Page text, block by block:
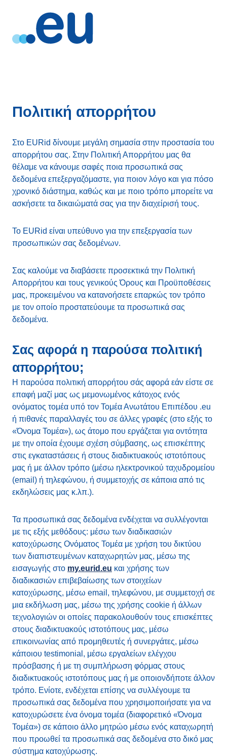
Πολιτική απορρήτου
Στο EURid δίνουμε μεγάλη σημασία στην προστασία του
απορρήτου σας. Στην Πολιτική Απορρήτου μας θα
θέλαμε να κάνουμε σαφές ποια προσωπικά σας
δεδομένα επεξεργαζόμαστε, για ποιον λόγο και για πόσο
χρονικό διάστημα, καθώς και με ποιο τρόπο μπορείτε να
ασκήσετε τα δικαιώματά σας για την διαχείρισή τους.
Το EURid είναι υπεύθυνο για την επεξεργασία των
προσωπικών σας δεδομένων.
Σας καλούμε να διαβάσετε προσεκτικά την Πολιτική
Απορρήτου και τους γενικούς Όρους και Προϋποθέσεις
μας, προκειμένου να κατανοήσετε επαρκώς τον τρόπο
με τον οποίο προστατεύουμε τα προσωπικά σας
δεδομένα.
Σας αφορά η παρούσα πολιτική
απορρήτου;
Η παρούσα πολιτική απορρήτου σάς αφορά εάν είστε σε
επαφή μαζί μας ως μεμονωμένος κάτοχος ενός
ονόματος τομέα υπό τον Τομέα Ανωτάτου Επιπέδου .eu
ή πιθανές παραλλαγές του σε άλλες γραφές (στο εξής το
«Όνομα Τομέα»), ως άτομο που εργάζεται για οντότητα
με την οποία έχουμε σχέση σύμβασης, ως επισκέπτης
στις εγκαταστάσεις ή στους διαδικτυακούς ιστοτόπους
μας ή με άλλον τρόπο (μέσω ηλεκτρονικού ταχυδρομείου
(email) ή τηλεφώνου, ή συμμετοχής σε κάποια από τις
εκδηλώσεις μας κ.λπ.).
Τα προσωπικά σας δεδομένα ενδέχεται να συλλέγονται
με τις εξής μεθόδους: μέσω των διαδικασιών
κατοχύρωσης Ονόματος Τομέα με χρήση του δικτύου
των διαπιστευμένων καταχωρητών μας, μέσω της
εισαγωγής στο my.eurid.eu και χρήσης των
διαδικασιών επιβεβαίωσης των στοιχείων
κατοχύρωσης, μέσω email, τηλεφώνου, με συμμετοχή σε
μια εκδήλωση μας, μέσω της χρήσης cookie ή άλλων
τεχνολογιών οι οποίες παρακολουθούν τους επισκέπτες
στους διαδικτυακούς ιστοτόπους μας, μέσω
επικοινωνίας από προμηθευτές ή συνεργάτες, μέσω
κάποιου testimonial, μέσω εργαλείων ελέγχου
πρόσβασης ή με τη συμπλήρωση φόρμας στους
διαδικτυακούς ιστοτόπους μας ή με οποιονδήποτε άλλον
τρόπο. Ενίοτε, ενδέχεται επίσης να συλλέγουμε τα
προσωπικά σας δεδομένα που χρησιμοποιήσατε για να
κατοχυρώσετε ένα όνομα τομέα (διαφορετικό «Όνομα
Τομέα») σε κάποιο άλλο μητρώο μέσω ενός καταχωρητή
που προωθεί τα προσωπικά σας δεδομένα στο δικό μας
σύστημα κατοχύρωσης.